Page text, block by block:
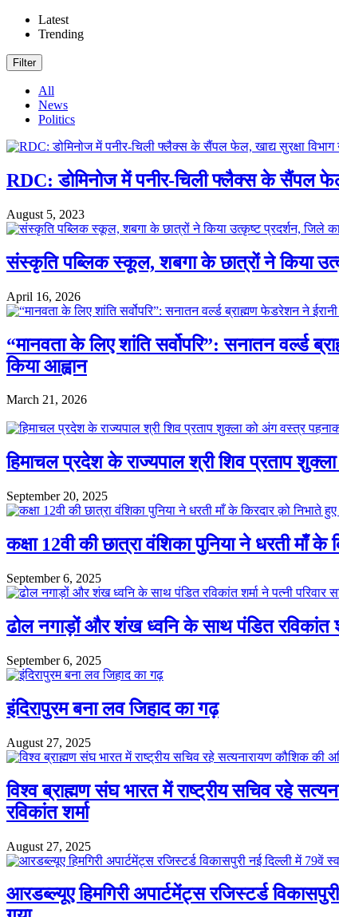
Latest
Trending
Filter
All
News
Politics
RDC: डोमिनोज में पनीर-चिली फ्लैक्स के सैंपल फेल,
August 5, 2023
संस्कृति पब्लिक स्कूल, शबगा के छात्रों ने किया
April 16, 2026
“मानवता के लिए शांति सर्वोपरि”: सनातन वर्ल्ड
किया आह्वान
March 21, 2026
हिमाचल प्रदेश के राज्यपाल श्री शिव प्रताप
September 20, 2025
कक्षा 12वी की छात्रा वंशिका पुनिया ने धरती माँ
September 6, 2025
ढोल नगाड़ों और शंख ध्वनि के साथ पंडित रविकांत
September 6, 2025
इंदिरापुरम बना लव जिहाद का गढ़
August 27, 2025
विश्व ब्राह्मण संघ भारत में राष्ट्रीय सचिव रहे
रविकांत शर्मा
August 27, 2025
आरडब्ल्यूए हिमगिरी अपार्टमेंट्स रजिस्टर्ड